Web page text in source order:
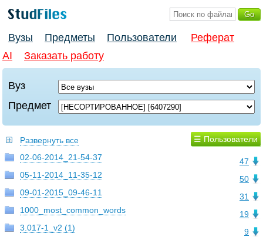
Вузы Предметы Пользователи
Реферат
AI
Заказать работу
Вуз
Предмет
☰ Пользователи
Развернуть все
47
02-06-2014_21-54-37
50
05-11-2014_11-35-12
31
09-01-2015_09-46-11
19
1000_most_common_words
9
3.017-1_v2 (1)